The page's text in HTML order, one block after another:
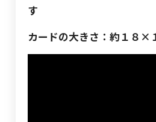
す
カードの大きさ：約１８×